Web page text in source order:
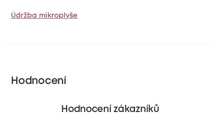
Údržba mikroplyše
Hodnocení
Hodnocení zákazníků